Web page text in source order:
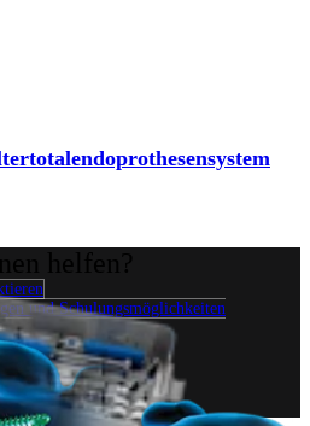
und Schulungsmöglichkeiten